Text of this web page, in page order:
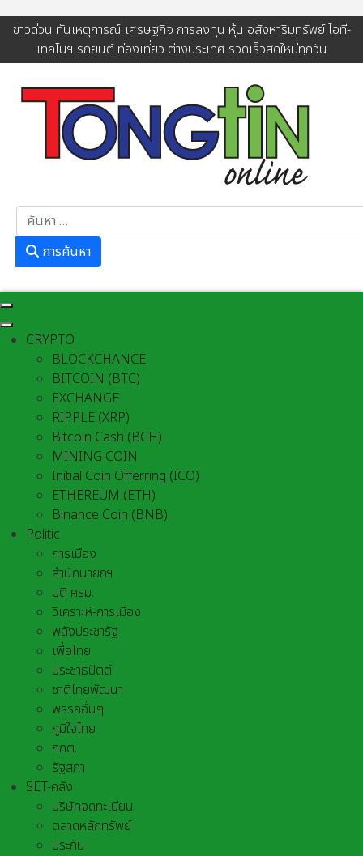
ข่าวด่วน ทันเหตุการณ์ เศรษฐกิจ การลงทุน หุ้น อสังหาริมทรัพย์ ไอที-
เทคโนฯ รถยนต์ ท่องเที่ยว ต่างประเทศ รวดเร็วสดใหม่ทุกวัน
การค้นหา
CRYPTO
BLOCKCHANCE
BITCOIN (BTC)
EXCHANGE
RIPPLE (XRP)
Bitcoin Cash (BCH)
MINING COIN
Initial Coin Offerring (ICO)
ETHEREUM (ETH)
Binance Coin (BNB)
Politic
การเมือง
สำนักนายกฯ
มติ ครม.
วิเคราะห์-การเมือง
พลังประชารัฐ
เพื่อไทย
ประชาธิปัตต์
ชาติไทยพัฒนา
พรรคอื่นๆ
ภูมิใจไทย
กกต.
รัฐสภา
SET-คลัง
บริษัทจดทะเบียน
ตลาดหลักทรัพย์
ประกัน